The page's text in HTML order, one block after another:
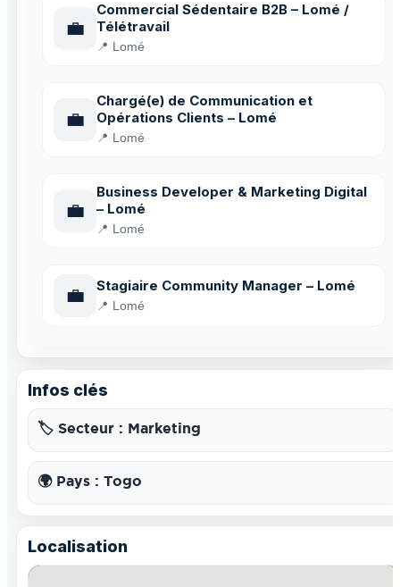
💼
Commercial Sédentaire B2B – Lomé /
Télétravail
📍 Lomé
💼
Chargé(e) de Communication et
Opérations Clients – Lomé
📍 Lomé
💼
Business Developer & Marketing Digital
– Lomé
📍 Lomé
💼 Stagiaire Community Manager – Lomé
📍 Lomé
Infos clés
🏷️ Secteur : Marketing
🌍 Pays : Togo
Localisation